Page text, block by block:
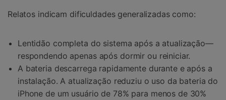
Relatos indicam dificuldades generalizadas como:
Lentidão completa do sistema após a atualização—
respondendo apenas após dormir ou reiniciar.
A bateria descarrega rapidamente durante e após a
instalação. A atualização reduziu o uso da bateria do
iPhone de um usuário de 78% para menos de 30%